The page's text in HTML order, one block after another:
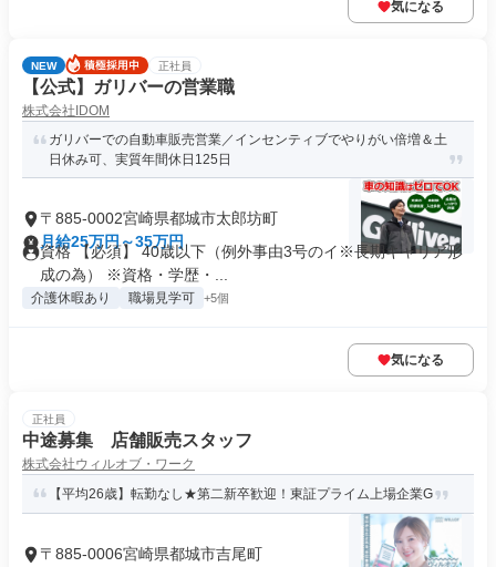
気になる
NEW 正社員
【公式】ガリバーの営業職
株式会社IDOM
ガリバーでの自動車販売営業／インセンティブでやりがい倍増＆土
日休み可、実質年間休日125日
〒885-0002宮崎県都城市太郎坊町
月給25万円～35万円
資格 【必須】 40歳以下（例外事由3号のイ※長期キャリア形
成の為） ※資格・学歴・...
介護休暇あり 職場見学可 +5個
気になる
正社員
中途募集 店舗販売スタッフ
株式会社ウィルオブ・ワーク
【平均26歳】転勤なし★第二新卒歓迎！東証プライム上場企業G
〒885-0006宮崎県都城市吉尾町